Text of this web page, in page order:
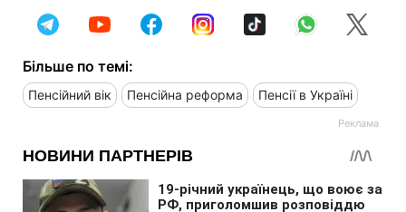
Більше по темі:
Пенсійний вік Пенсійна реформа Пенсії в Україні